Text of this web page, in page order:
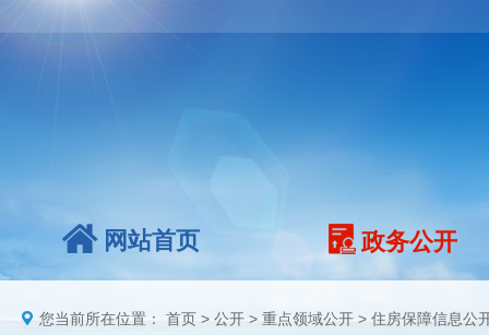
网站首页 政务公开
您当前所在位置： 首页 > 公开 > 重点领域公开 > 住房保障信息公